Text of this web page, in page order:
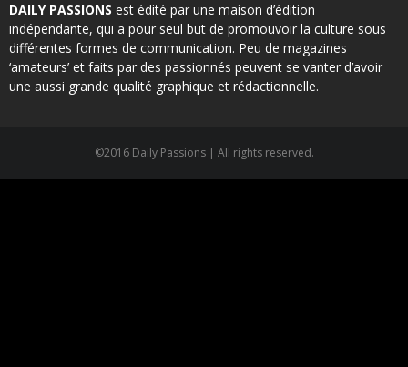
DAILY PASSIONS est édité par une maison d’édition
indépendante, qui a pour seul but de promouvoir la culture sous
différentes formes de communication. Peu de magazines
‘amateurs’ et faits par des passionnés peuvent se vanter d’avoir
une aussi grande qualité graphique et rédactionnelle.
©2016 Daily Passions | All rights reserved.